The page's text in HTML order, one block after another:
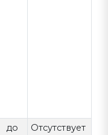
до Отсутствует